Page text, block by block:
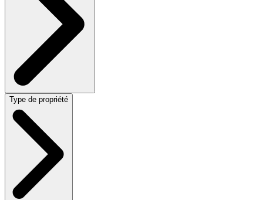
Type de propriété